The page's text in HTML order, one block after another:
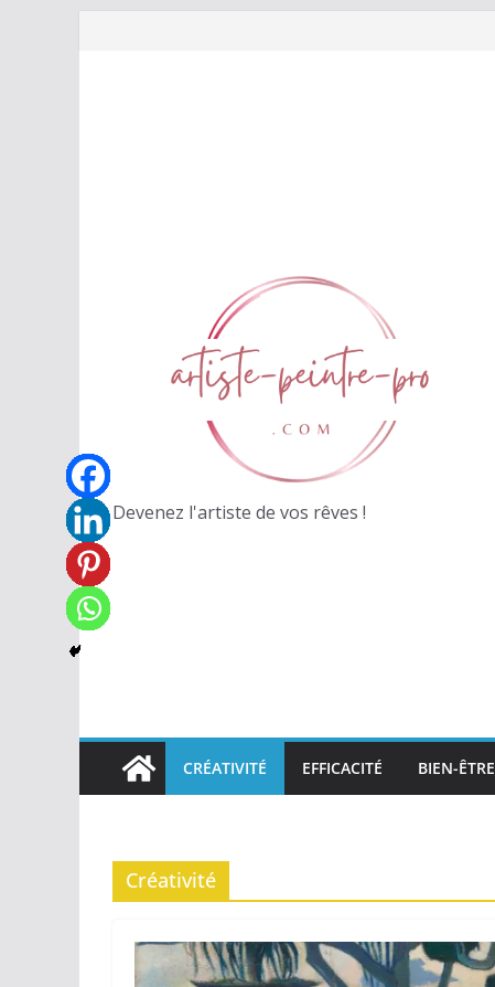
Devenez l'artiste de vos rêves !
CRÉATIVITÉ EFFICACITÉ BIEN-ÊTRE
Créativité